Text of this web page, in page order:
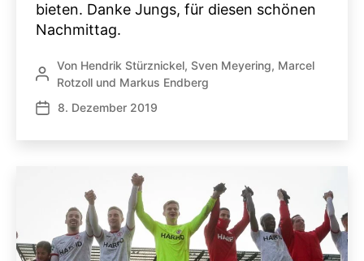
bieten. Danke Jungs, für diesen schönen
Nachmittag.
Beitragsautor
Von Hendrik Stürznickel, Sven Meyering, Marcel
Rotzoll und Markus Endberg
Veröffentlichungsdatum
8. Dezember 2019